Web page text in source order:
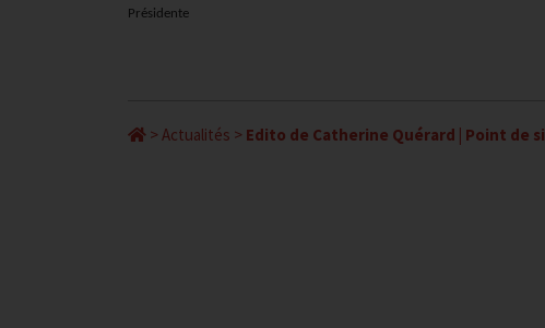
Présidente
> Actualités > Edito de Catherine Quérard | Point de